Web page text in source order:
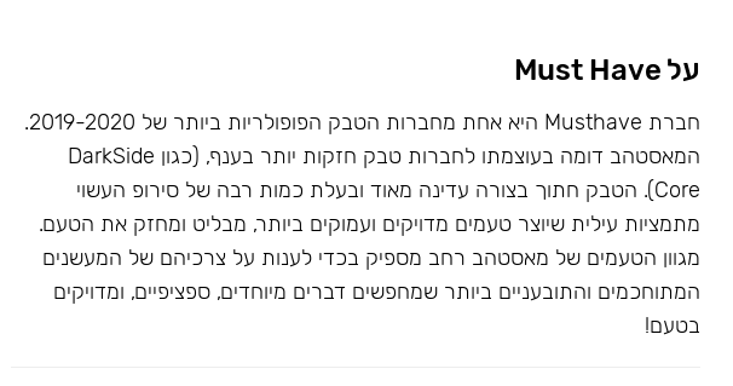
על Must Have
חברת Musthave היא אחת מחברות הטבק הפופולריות ביותר של 2019-2020.
המאסטהב דומה בעוצמתו לחברות טבק חזקות יותר בענף, (כגון DarkSide
Core). הטבק חתוך בצורה עדינה מאוד ובעלת כמות רבה של סירופ העשוי
מתמציות עילית שיוצר טעמים מדויקים ועמוקים ביותר, מבליט ומחזק את הטעם.
מגוון הטעמים של מאסטהב רחב מספיק בכדי לענות על צרכיהם של המעשנים
המתוחכמים והתובעניים ביותר שמחפשים דברים מיוחדים, ספציפיים, ומדויקים
בטעם!